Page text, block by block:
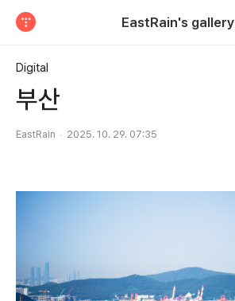
EastRain's gallery
Digital
부산
EastRain 2025. 10. 29. 07:35